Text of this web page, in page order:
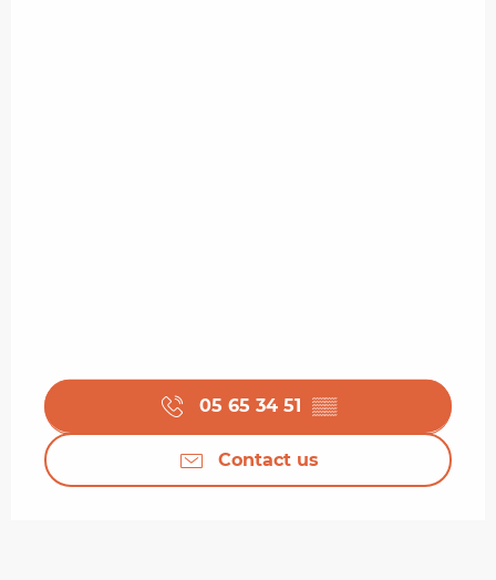
05 65 34 51 ▒▒
Contact us